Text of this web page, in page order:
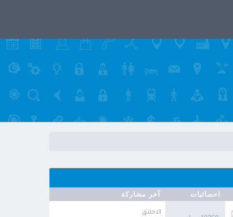
احصائيات آخر مشاركة
الاخلاق